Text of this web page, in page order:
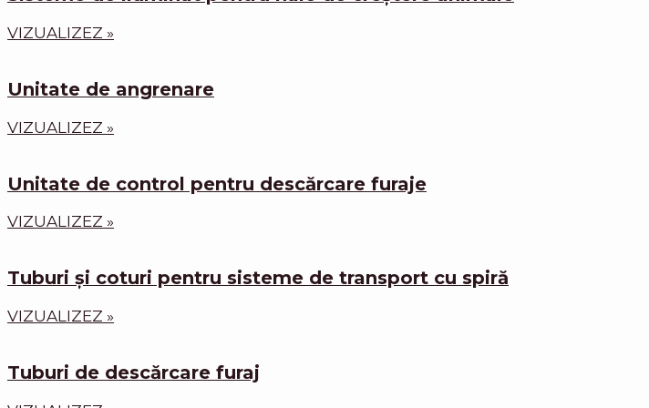
VIZUALIZEZ »
Unitate de angrenare
VIZUALIZEZ »
Unitate de control pentru descărcare furaje
VIZUALIZEZ »
Tuburi și coturi pentru sisteme de transport cu spiră
VIZUALIZEZ »
Tuburi de descărcare furaj